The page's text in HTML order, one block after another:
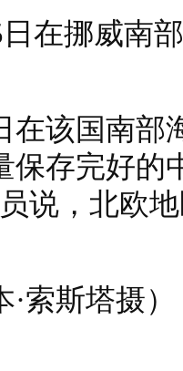
在挪威南
在该国南部
保存完好的
说，北欧
索斯塔摄）